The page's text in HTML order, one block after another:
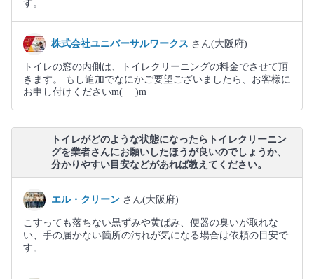
す。
株式会社ユニバーサルワークス さん(大阪府)
トイレの窓の内側は、トイレクリーニングの料金でさせて頂
きます。 もし追加でなにかご要望ございましたら、お客様に
お申し付けくださいm(_ _)m
トイレがどのような状態になったらトイレクリーニン
グを業者さんにお願いしたほうが良いのでしょうか、
分かりやすい目安などがあれば教えてください。
エル・クリーン さん(大阪府)
こすっても落ちない黒ずみや黄ばみ、便器の臭いが取れな
い、手の届かない箇所の汚れが気になる場合は依頼の目安で
す。